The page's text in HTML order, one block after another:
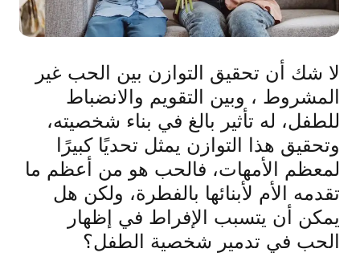
لا شك أن تحقيق التوازن بين الحب غير
المشروط ، وبين التقويم والانضباط
للطفل، له تأثير بالغ في بناء شخصيته،
وتحقيق هذا التوازن يمثل تحديًا كبيرًا
لمعظم الأمهات، فالحب هو من أعظم ما
تقدمه الأم لأبنائها بالفطرة، ولكن هل
يمكن أن يتسبب الإفراط في إظهار
الحب في تدمير شخصية الطفل؟